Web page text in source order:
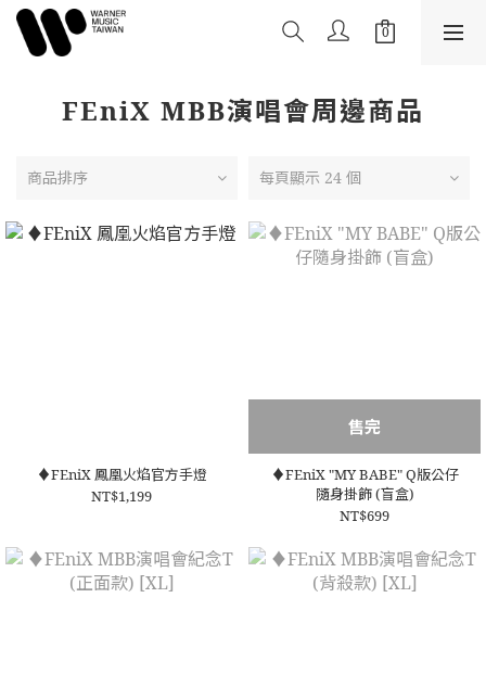
FEniX MBB演唱會周邊商品
商品排序 每頁顯示 24 個
♦️FEniX 鳳凰火焰官方手燈
NT$1,199
售完
♦️FEniX "MY BABE" Q版公仔
隨身掛飾 (盲盒)
NT$699